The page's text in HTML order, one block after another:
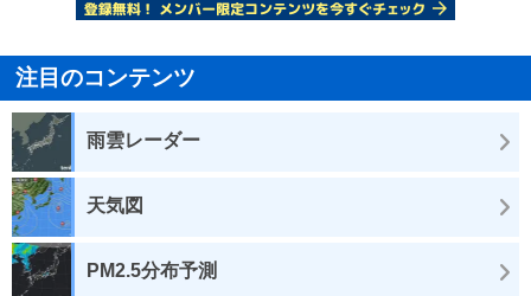
注目のコンテンツ
雨雲レーダー
天気図
PM2.5分布予測